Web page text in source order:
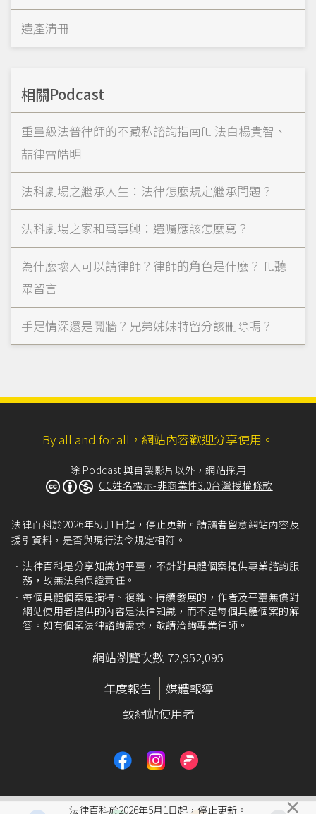
遺產清冊
相關Podcast
重量級法普律師的不藏私諮詢指南ft. 法白楊貴智、
喆律雷皓明
法科劇場之繼承人生：法律怎麼規定繼承問題？
法科劇場之家和萬事興：遺囑應該怎麼寫？
為什麼壞人可以請律師？律師的角色是什麼？ ft.聽
眾留言
手足情深還是鬩牆？兄弟姊妹特留分該刪除嗎？
By all and for all，網站內容歡迎分享使用。
除 Podcast 與自製影片以外，網站採用
CC姓名標示-非商業性3.0台灣授權條款
法律百科於2026年5月1日起，停止更新。請讀者留意網站內容及
援引資料，是否與現行法令規定相符。
法律百科是分享知識的平臺，不針對具體個案提供專業諮詢服
務，故無法負保證責任。
每個具體個案是獨特、複雜、持續發展的，作者及平臺無償對
網站使用者提供的內容是法律知識，而不是每個具體個案的解
答。如有個案法律諮詢需求，敬請洽詢專業律師。
網站瀏覽次數 72,952,095
年度報告
媒體報導
致網站使用者
法律百科於2026年5月1日起，停止更新。 ×